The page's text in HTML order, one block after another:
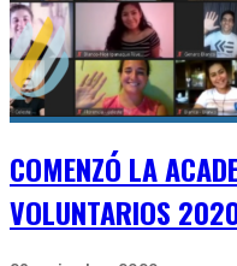
COMENZÓ LA
VOLUNTARIOS